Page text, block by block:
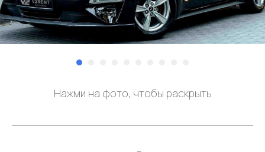
Нажми на фото, чтобы раскрыть